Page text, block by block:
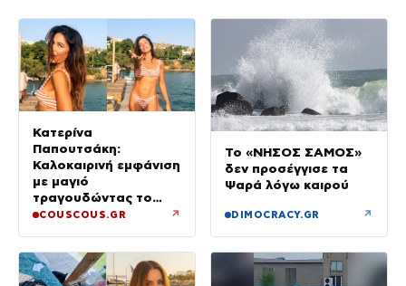
Κατερίνα
Παπουτσάκη:
Καλοκαιρινή εμφάνιση
με μαγιό
τραγουδώντας το
«Καλοκαιρινά
COUSCOUS.GR ↗
Το «ΝΗΣΟΣ ΣΑΜΟΣ»
δεν προσέγγισε τα
Ψαρά λόγω καιρού
DIMOCRACY.GR ↗